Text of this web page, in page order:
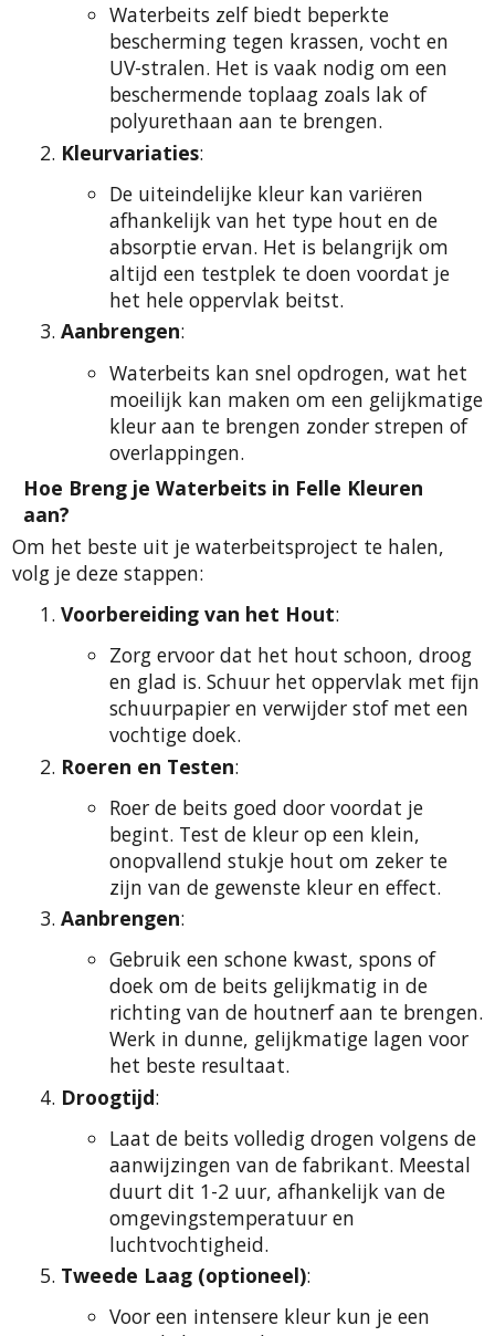
Waterbeits zelf biedt beperkte
bescherming tegen krassen, vocht en
UV-stralen. Het is vaak nodig om een
beschermende toplaag zoals lak of
polyurethaan aan te brengen.
Kleurvariaties:
De uiteindelijke kleur kan variëren
afhankelijk van het type hout en de
absorptie ervan. Het is belangrijk om
altijd een testplek te doen voordat je
het hele oppervlak beitst.
Aanbrengen:
Waterbeits kan snel opdrogen, wat het
moeilijk kan maken om een gelijkmatige
kleur aan te brengen zonder strepen of
overlappingen.
Hoe Breng je Waterbeits in Felle Kleuren
aan?
Om het beste uit je waterbeitsproject te halen,
volg je deze stappen:
Voorbereiding van het Hout:
Zorg ervoor dat het hout schoon, droog
en glad is. Schuur het oppervlak met fijn
schuurpapier en verwijder stof met een
vochtige doek.
Roeren en Testen:
Roer de beits goed door voordat je
begint. Test de kleur op een klein,
onopvallend stukje hout om zeker te
zijn van de gewenste kleur en effect.
Aanbrengen:
Gebruik een schone kwast, spons of
doek om de beits gelijkmatig in de
richting van de houtnerf aan te brengen.
Werk in dunne, gelijkmatige lagen voor
het beste resultaat.
Droogtijd:
Laat de beits volledig drogen volgens de
aanwijzingen van de fabrikant. Meestal
duurt dit 1-2 uur, afhankelijk van de
omgevingstemperatuur en
luchtvochtigheid.
Tweede Laag (optioneel):
Voor een intensere kleur kun je een